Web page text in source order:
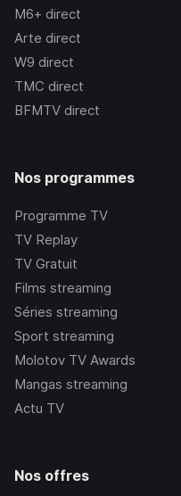
M6+ direct
Arte direct
W9 direct
TMC direct
BFMTV direct
Nos programmes
Programme TV
TV Replay
TV Gratuit
Films streaming
Séries streaming
Sport streaming
Molotov TV Awards
Mangas streaming
Actu TV
Nos offres